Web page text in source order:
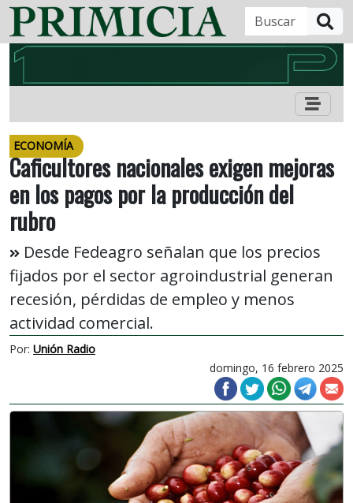
ECONOMÍA
Caficultores nacionales exigen mejoras
en los pagos por la producción del
rubro
Desde Fedeagro señalan que los precios
fijados por el sector agroindustrial generan
recesión, pérdidas de empleo y menos
actividad comercial.
Por: Unión Radio
domingo, 16 febrero 2025